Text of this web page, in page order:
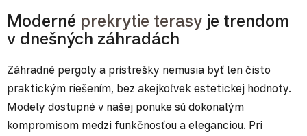
Moderné prekrytie terasy je trendom
v dnešných záhradách
Záhradné pergoly a prístrešky nemusia byť len čisto
praktickým riešením, bez akejkoľvek estetickej hodnoty.
Modely dostupné v našej ponuke sú dokonalým
kompromisom medzi funkčnosťou a eleganciou. Pri